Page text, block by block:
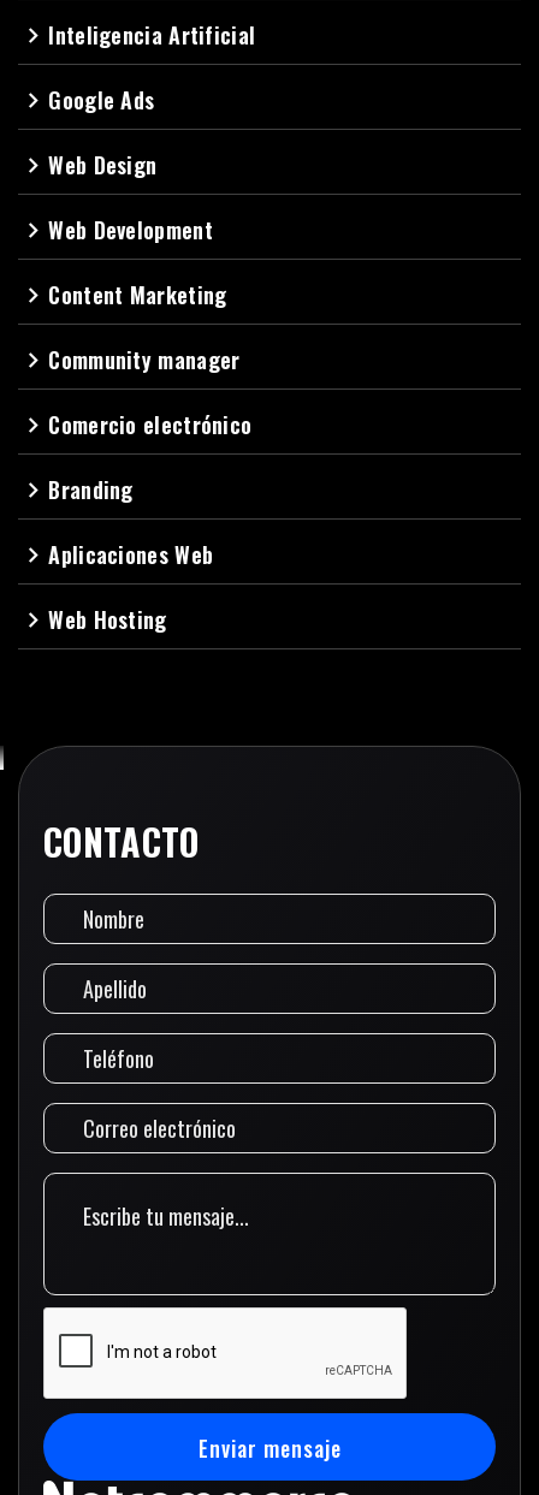
navigate_next Inteligencia Artificial
navigate_next Google Ads
navigate_nextWeb Design
navigate_nextWeb Development
navigate_next Content Marketing
navigate_next Community manager
navigate_next Comercio electrónico
navigate_next Branding
navigate_nextAplicaciones Web
navigate_nextWeb Hosting
CONTACTO
Enviar mensaje
Enviar mensaje